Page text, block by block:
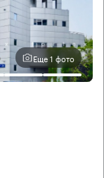
Еще 1 фото